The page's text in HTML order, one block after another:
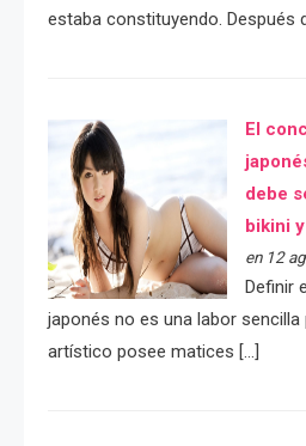
estaba constituyendo. Después
El
debe
bikini
en 12
Definir
japonés no es una labor sencilla
artístico posee matices […]